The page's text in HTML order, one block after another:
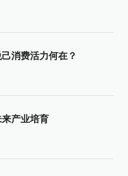
消费活力何在？
产业培育